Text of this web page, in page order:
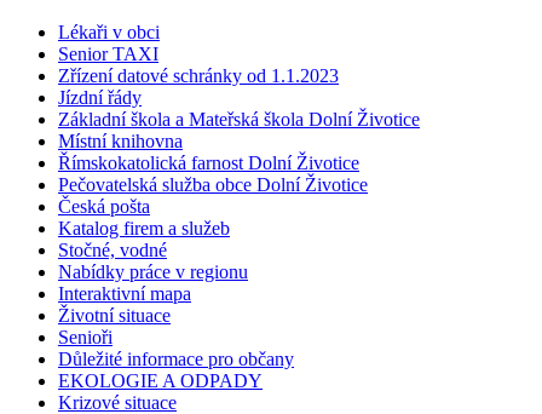
Lékaři v obci
Senior TAXI
Zřízení datové schránky od 1.1.2023
Jízdní řády
Základní škola a Mateřská škola Dolní Životice
Místní knihovna
Římskokatolická farnost Dolní Životice
Pečovatelská služba obce Dolní Životice
Česká pošta
Katalog firem a služeb
Stočné, vodné
Nabídky práce v regionu
Interaktivní mapa
Životní situace
Senioři
Důležité informace pro občany
EKOLOGIE A ODPADY
Krizové situace